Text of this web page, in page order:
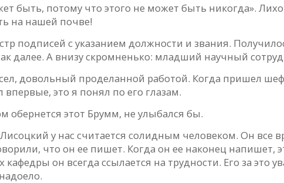
быть, потому что этого не может быть никогда».
на нашей почве!
подписей с указанием должности и звания.
далее. А внизу скромненько: младший научный
довольный проделанной работой. Когда пришел
это я понял по его глазам.
обернется этот Брумм, не улыбался бы.
у нас считается солидным человеком. Он все
что он ее пишет. Когда он ее наконец
кафедры он всегда ссылается на трудности. Его за это